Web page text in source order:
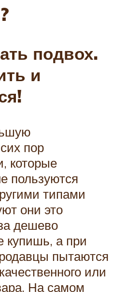
подвох.
и
пор
которые
пользуются
типами
они это
дешево
а при
пытаются
или
На самом